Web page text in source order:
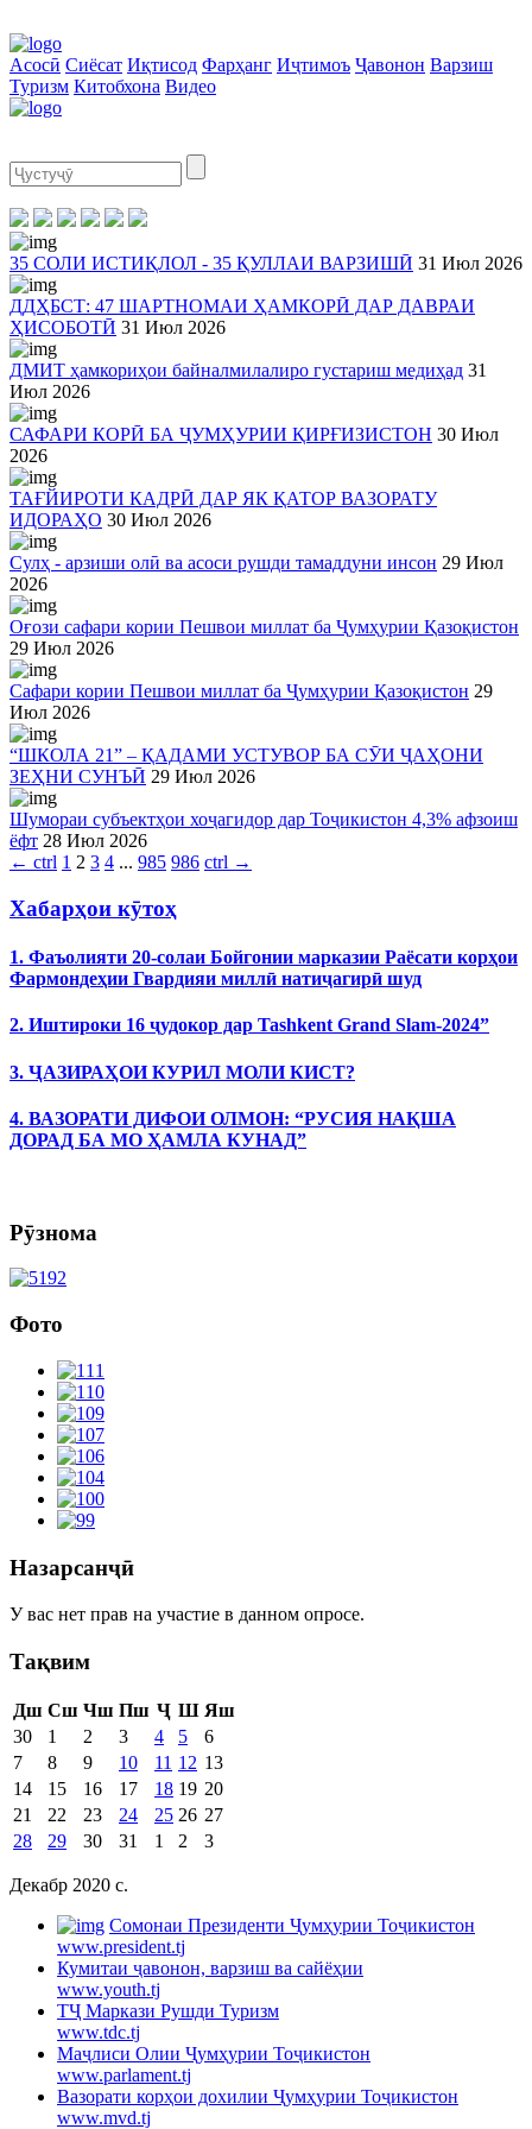
Асосӣ Сиёсат Иқтисод Фарҳанг Иҷтимоъ Ҷавонон Варзиш
Туризм Китобхона Видео
35 СОЛИ ИСТИҚЛОЛ - 35 ҚУЛЛАИ ВАРЗИШӢ 31 Июл 2026
ДДҲБСТ: 47 ШАРТНОМАИ ҲАМКОРӢ ДАР ДАВРАИ
ҲИСОБОТӢ 31 Июл 2026
ДМИТ ҳамкориҳои байналмилалиро густариш медиҳад 31
Июл 2026
САФАРИ КОРӢ БА ҶУМҲУРИИ ҚИРҒИЗИСТОН 30 Июл
2026
ТАҒЙИРОТИ КАДРӢ ДАР ЯК ҚАТОР ВАЗОРАТУ
ИДОРАҲО 30 Июл 2026
Сулҳ - арзиши олӣ ва асоси рушди тамаддуни инсон 29 Июл
2026
Оғози сафари кории Пешвои миллат ба Ҷумҳурии Қазоқистон
29 Июл 2026
Сафари кории Пешвои миллат ба Ҷумҳурии Қазоқистон 29
Июл 2026
“ШКОЛА 21” – ҚАДАМИ УСТУВОР БА СӮИ ҶАҲОНИ
ЗЕҲНИ СУНЪӢ 29 Июл 2026
Шумораи субъектҳои хоҷагидор дар Тоҷикистон 4,3% афзоиш
ёфт 28 Июл 2026
← ctrl 1 2 3 4 ... 985 986 ctrl →
Хабарҳои кӯтоҳ
1. Фаъолияти 20-солаи Бойгонии марказии Раёсати корҳои
Фармондеҳии Гвардияи миллӣ натиҷагирӣ шуд
2. Иштироки 16 ҷудокор дар Tashkent Grand Slam-2024”
3. ҶАЗИРАҲОИ КУРИЛ МОЛИ КИСТ?
4. ВАЗОРАТИ ДИФОИ ОЛМОН: “РУСИЯ НАҚША
ДОРАД БА МО ҲАМЛА КУНАД”
Рӯзнома
Фото
Назарсанҷӣ
У вас нет прав на участие в данном опросе.
Тақвим
Дш Сш Чш Пш Ҷ Ш Яш
30
1 2 3 4 5
6
7
8 9 10 11 12 13
14
15 16 17 18 19 20
21
22 23 24 25 26 27
28
29 30 31 1 2 3
Декабр 2020 c.
Cомонаи Президенти Ҷумҳурии Тоҷикистон
www.president.tj
Кумитаи ҷавонон, варзиш ва сайёҳии
www.youth.tj
ТҶ Маркази Рушди Туризм
www.tdc.tj
Маҷлиси Олии Ҷумҳурии Тоҷикистон
www.parlament.tj
Вазорати корҳои дохилии Ҷумҳурии Тоҷикистон
www.mvd.tj